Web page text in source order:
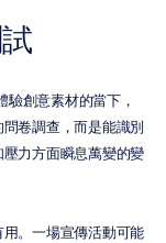
驗創意素材的當下，
卷調查，而是能識別
力方面瞬息萬變的變
。一場宣傳活動可能